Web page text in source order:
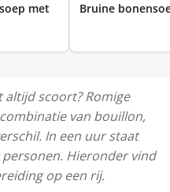
met
Bruine
altijd scoort? Romige
van bouillon,
In een uur staat
Hieronder vind
op een rij.